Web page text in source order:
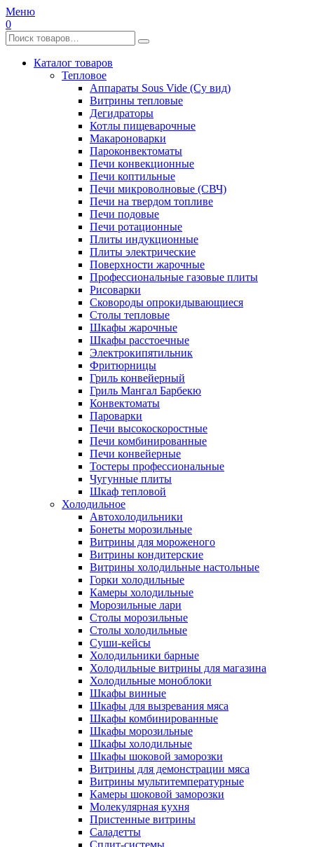
Меню
0
Каталог товаров
Тепловое
Аппараты Sous Vide (Су вид)
Витрины тепловые
Дегидраторы
Котлы пищеварочные
Макароноварки
Пароконвектоматы
Печи конвекционные
Печи коптильные
Печи микроволновые (СВЧ)
Печи на твердом топливе
Печи подовые
Печи ротационные
Плиты индукционные
Плиты электрические
Поверхности жарочные
Профессиональные газовые плиты
Рисоварки
Сковороды опрокидывающиеся
Столы тепловые
Шкафы жарочные
Шкафы расстоечные
Электрокипятильник
Фритюрницы
Гриль конвейерный
Гриль Мангал Барбекю
Конвектоматы
Пароварки
Печи высокоскоростные
Печи комбинированные
Печи конвейерные
Тостеры профессиональные
Чугунные плиты
Шкаф тепловой
Холодильное
Автохолодильники
Бонеты морозильные
Витрины для мороженого
Витрины кондитерские
Витрины холодильные настольные
Горки холодильные
Камеры холодильные
Морозильные лари
Столы морозильные
Столы холодильные
Суши-кейсы
Холодильники барные
Холодильные витрины для магазина
Холодильные моноблоки
Шкафы винные
Шкафы для вызревания мяса
Шкафы комбинированные
Шкафы морозильные
Шкафы холодильные
Шкафы шоковой заморозки
Витрины для демонстрации мяса
Витрины мультитемпературные
Камеры шоковой заморозки
Молекулярная кухня
Пристенные витрины
Саладетты
Сплит-системы